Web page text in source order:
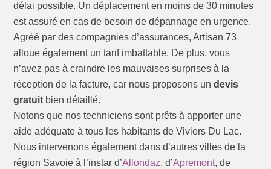
délai possible. Un déplacement en moins de 30 minutes
est assuré en cas de besoin de dépannage en urgence.
Agréé par des compagnies d’assurances, Artisan 73
alloue également un tarif imbattable. De plus, vous
n’avez pas à craindre les mauvaises surprises à la
réception de la facture, car nous proposons undevis
gratuit bien détaillé.
Notons que nos techniciens sont prêts à apporter une
aide adéquate à tous les habitants de Viviers Du Lac.
Nous intervenons également dans d’autres villes de la
région Savoie à l’instar d’Allondaz, d’Apremont, de